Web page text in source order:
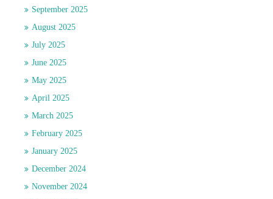
September 2025
August 2025
July 2025
June 2025
May 2025
April 2025
March 2025
February 2025
January 2025
December 2024
November 2024